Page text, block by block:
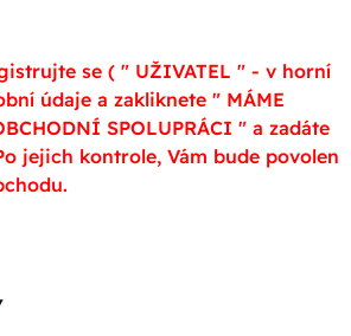
se ( " UŽIVATEL " - v horní
údaje a zakliknete " MÁME
SPOLUPRÁCI " a zadáte
jejich kontrole, Vám bude povolen